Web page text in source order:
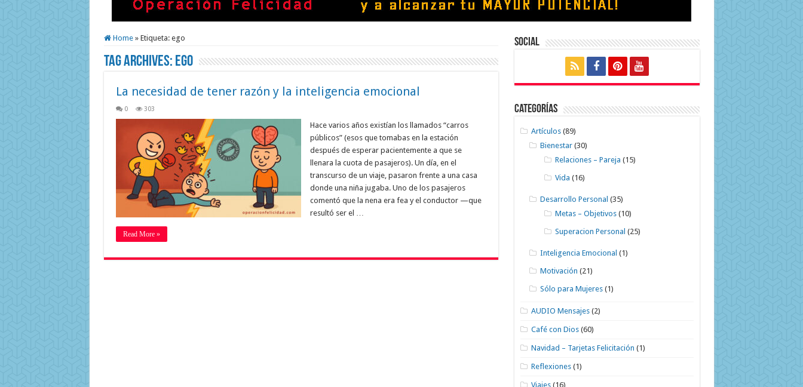
Home » Etiqueta: ego
Tag Archives: ego
La necesidad de tener razón y la inteligencia emocional
0 303
Hace varios años existían los llamados “carros
públicos” (esos que tomabas en la estación
después de esperar pacientemente a que se
llenara la cuota de pasajeros). Un día, en el
transcurso de un viaje, pasaron frente a una casa
donde una niña jugaba. Uno de los pasajeros
comentó que la nena era fea y el conductor —que
resultó ser el …
Read More »
Social
Categorías
Artículos (89)
Bienestar (30)
Relaciones – Pareja (15)
Vida (16)
Desarrollo Personal (35)
Metas – Objetivos (10)
Superacion Personal (25)
Inteligencia Emocional (1)
Motivación (21)
Sólo para Mujeres (1)
AUDIO Mensajes (2)
Café con Dios (60)
Navidad – Tarjetas Felicitación (1)
Reflexiones (1)
Viajes (16)